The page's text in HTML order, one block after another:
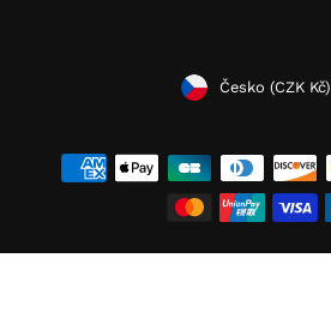
MĚNAČesko (CZK Kč)